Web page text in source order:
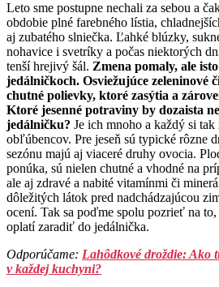
Leto sme postupne nechali za sebou a
obdobie plné farebného lístia,
aj zubatého slniečka. Ľahké blúzky,
nohavice i svetríky a počas niektorých
tenší hrejivý šál. Zmena pomaly, ale
jedálničkoch. Osviežujúce zeleninové
chutné polievky, ktoré zasýtia a
Ktoré jesenné potraviny by dozaista
jedálničku? Je ich mnoho a každý si
obľúbencov. Pre jeseň sú typické rôzne
sezónu majú aj viaceré druhy ovocia.
ponúka, sú nielen chutné a vhodné na
ale aj zdravé a nabité vitamínmi či
dôležitých látok pred nadchádzajúcou
ocení. Tak sa poďme spolu pozrieť na
oplatí zaradiť do jedálnička.
Odporúčame: Lahôdkové droždie: Ako
v každej kuchyni?